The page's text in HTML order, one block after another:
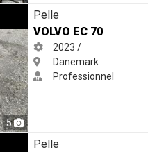
5
Pelle
VOLVO EC 70
2023 /
Danemark
Professionnel
Pelle